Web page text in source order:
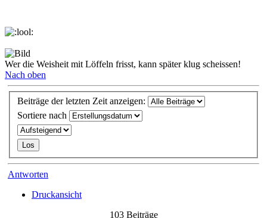
Wer die Weisheit mit Löffeln frisst, kann später klug scheissen!
Nach oben
Beiträge der letzten Zeit anzeigen:
Sortiere nach
Antworten
Druckansicht
103 Beiträge